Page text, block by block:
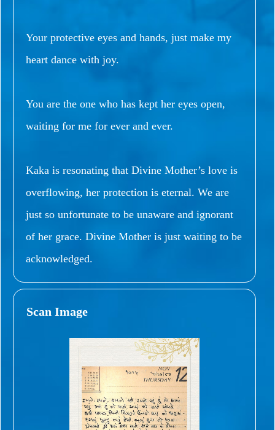
Your protective eyes and hands, just make my
heart dance with joy.
You are the one who has kept her eyes open,
waiting for me for ever and ever.
Kaka is resonating that Divine Mother’s love is
overflowing, her protection is eternal. We are
just so unfortunate to be unaware and ignorant
of her grace. Divine Mother is just waiting to be
acknowledged.
Scan Image